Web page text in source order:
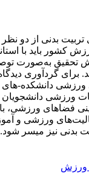
بدنی از دو
کشور باید با
برای گردآوری
دانشکده-های
ورزشی
فضاهای ورزشی،
ورزشی و
بدنی نیز میسر شود.
ورزش